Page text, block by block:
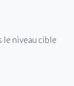
le niveau cible